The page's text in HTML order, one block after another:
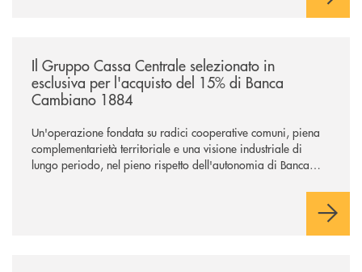
Il Gruppo Cassa Centrale selezionato in
esclusiva per l'acquisto del 15% di Banca
Cambiano 1884
Un'operazione fondata su radici cooperative comuni, piena
complementarietà territoriale e una visione industriale di
lungo periodo, nel pieno rispetto dell'autonomia di Banca
negoziazione esclusiva per la finalizzazione dell’operazione.